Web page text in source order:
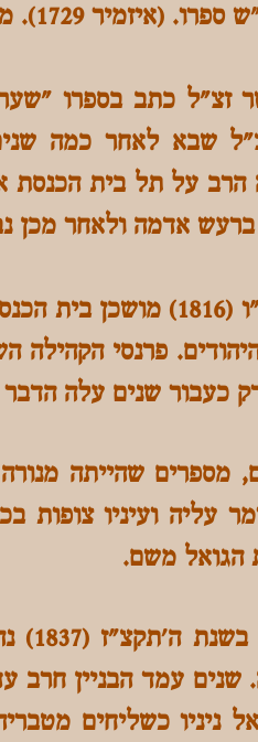
בית הכנסת עומד כיום כפי שהוא שופץ בשנת 1950.
זצ"ל כתב בספרו
שבא לאחר כמה
אדמה ולאחר מכן
היהודים. פרנסי
כעבור שנים עלה
מספרים שהייתה
עליה ועיניו
הגואל משם.
ניניו כשליחים